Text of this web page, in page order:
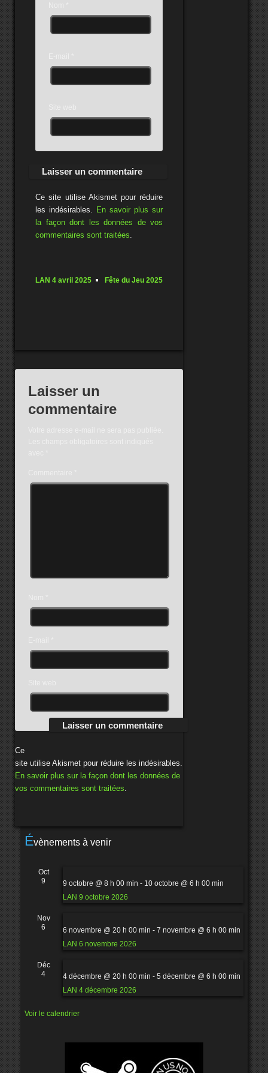
Ce site utilise Akismet pour réduire
les indésirables.
En savoir plus sur
la façon dont les données de vos
commentaires sont traitées
LAN 4 avril 2025 Fête du Jeu 2025
Laisser un
commentaire
Ce
site utilise Akismet pour réduire les indésirables.
En savoir plus sur la façon dont les données de
vos commentaires sont traitées
Évènements à venir
Oct
9
9 octobre @ 8 h 00 min - 10 octobre @ 6 h 00 min
LAN 9 octobre 2026
Nov
6
6 novembre @ 20 h 00 min - 7 novembre @ 6 h 00 min
LAN 6 novembre 2026
Déc
4
4 décembre @ 20 h 00 min - 5 décembre @ 6 h 00 min
LAN 4 décembre 2026
Voir le calendrier